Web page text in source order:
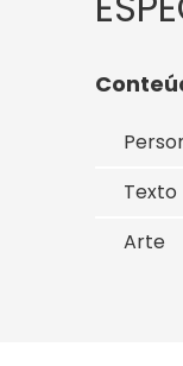
Texto
Arte